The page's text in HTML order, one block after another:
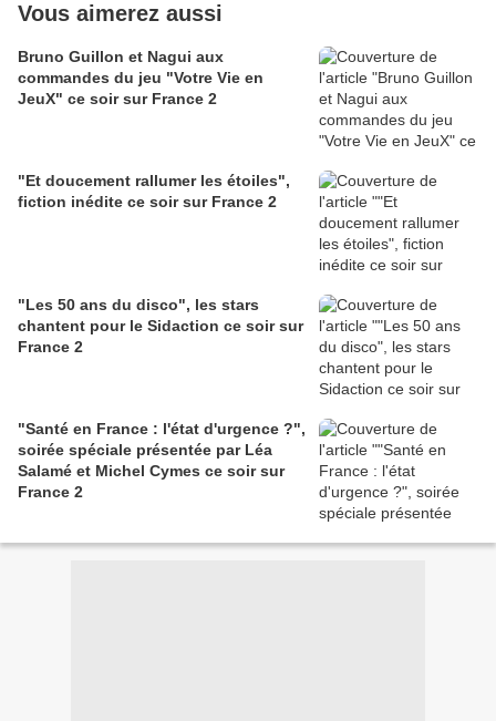
Vous aimerez aussi
Bruno Guillon et Nagui aux
commandes du jeu "Votre Vie en
JeuX" ce soir sur France 2
"Et doucement rallumer les étoiles",
fiction inédite ce soir sur France 2
"Les 50 ans du disco", les stars
chantent pour le Sidaction ce soir sur
France 2
"Santé en France : l'état d'urgence ?",
soirée spéciale présentée par Léa
Salamé et Michel Cymes ce soir sur
France 2